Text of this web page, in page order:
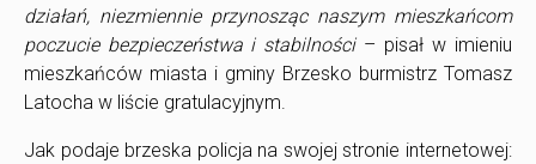
działań, niezmiennie przynosząc naszym mieszkańcom
poczucie bezpieczeństwa i stabilności– pisał w imieniu
mieszkańców miasta i gminy Brzesko burmistrz Tomasz
Latocha w liście gratulacyjnym.
Jak podaje brzeska policja na swojej stronie internetowej: